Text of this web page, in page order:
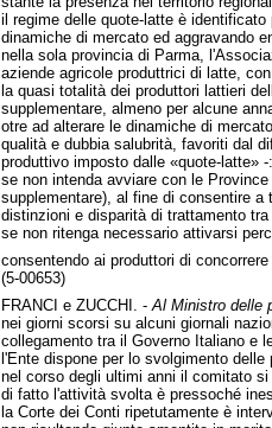
il regime delle quote-latte è
dinamiche di mercato ed aggravando
nella sola provincia di Parma,
aziende agricole produttrici di latte,
la quasi totalità dei produttori lattieri
supplementare, almeno per alcune
otre ad alterare le dinamiche di
qualità e dubbia salubrità, favoriti dal
produttivo imposto dalle «quote-latte» -:
se non intenda avviare con le
supplementare), al fine di consentire
distinzioni e disparità di trattamento
se non ritenga necessario attivarsi
consentendo ai produttori di
(5-00653)
FRANCI e ZUCCHI. - Al Ministro delle
nei giorni scorsi su alcuni giornali
collegamento tra il Governo Italiano e
l'Ente dispone per lo svolgimento
nel corso degli ultimi anni il comitato
di fatto l'attività svolta è pressoché
la Corte dei Conti ripetutamente è